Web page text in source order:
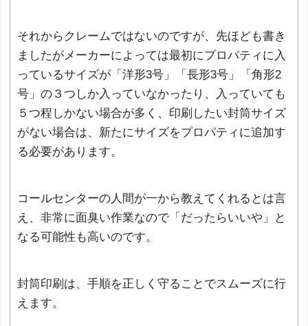
それからクレームではないのですが、先ほども書き
ましたがメーカーによっては最初にプロパティに入
っているサイズが「洋形3号」「長形3号」「角形2
号」の３つしか入っていなかったり、入っていても
５つ程しかない場合が多く、印刷したい封筒サイズ
がない場合は、新たにサイズをプロパティに追加す
る必要があります。
コールセンターの人間が一から教えてくれるとは言
え、非常に面臭い作業なので「だったらいいや」と
なる可能性も高いのです。
封筒印刷は、手順を正しく守ることでスムーズに行
えます。